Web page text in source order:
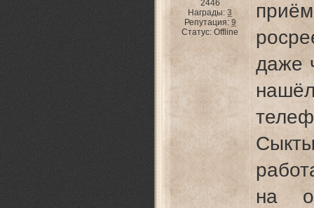
2446
Награды:3
Репутация: 9
Статус:Offline
даже
на